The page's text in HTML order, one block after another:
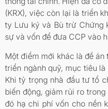
(KRX), việc còn lại là triển
ty Lưu ký và Bù trừ Chứng
sự và vốn để đưa CCP vào
Một điểm mới khác là đề
triển ngành quỹ, mục tiêu
Khi tỷ trọng nhà đầu tư tổ
biến động, giảm rủi ro
đó hạ chi phí vốn cho nền